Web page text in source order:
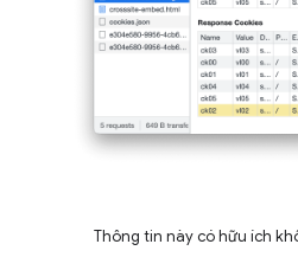
Thông tin này có hữu ích